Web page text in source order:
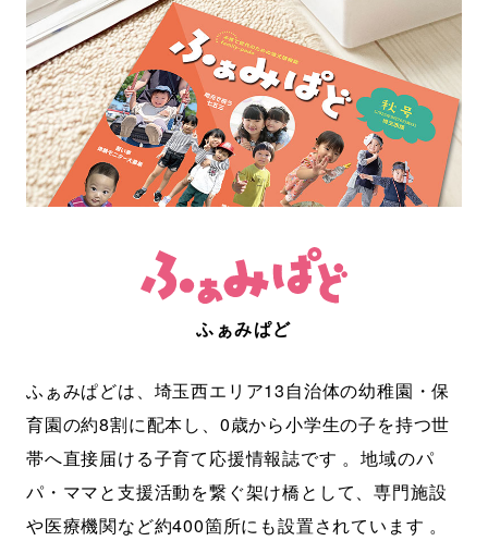
ふぁみぱど
ふぁみぱどは、埼玉西エリア13自治体の幼稚園・保
育園の約8割に配本し、0歳から小学生の子を持つ世
帯へ直接届ける子育て応援情報誌です 。地域のパ
パ・ママと支援活動を繋ぐ架け橋として、専門施設
や医療機関など約400箇所にも設置されています 。